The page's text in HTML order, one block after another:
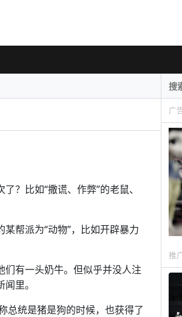
？比如“撒谎、作弊”的老鼠、
帮派为“动物”，比如开辟暴力
有一头奶牛。但似乎并没人注
里。
总统是猪是狗的时候，也获得了
广
推